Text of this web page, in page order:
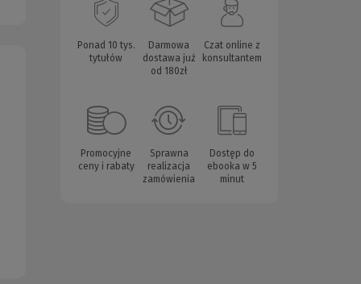
Ponad 10 tys.
tytułów
Darmowa
dostawa już
od 180zł
Czat online z
konsultantem
Promocyjne
ceny i rabaty
Sprawna
realizacja
zamówienia
Dostęp do
ebooka w 5
minut